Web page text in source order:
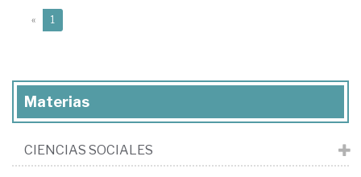
« 1
Materias
CIENCIAS SOCIALES